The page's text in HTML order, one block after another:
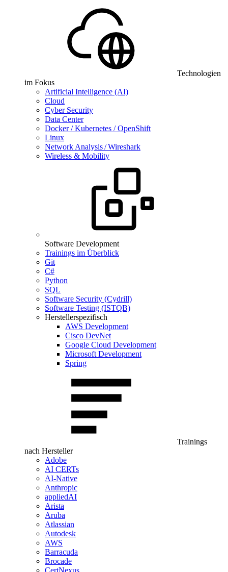
Technologien
im Fokus
Artificial Intelligence (AI)
Cloud
Cyber Security
Data Center
Docker / Kubernetes / OpenShift
Linux
Network Analysis / Wireshark
Wireless & Mobility
Software Development
Trainings im Überblick
Git
C#
Python
SQL
Software Security (Cydrill)
Software Testing (ISTQB)
Herstellerspezifisch
AWS Development
Cisco DevNet
Google Cloud Development
Microsoft Development
Spring
Trainings
nach Hersteller
Adobe
AI CERTs
AI-Native
Anthropic
appliedAI
Arista
Aruba
Atlassian
Autodesk
AWS
Barracuda
Brocade
CertNexus